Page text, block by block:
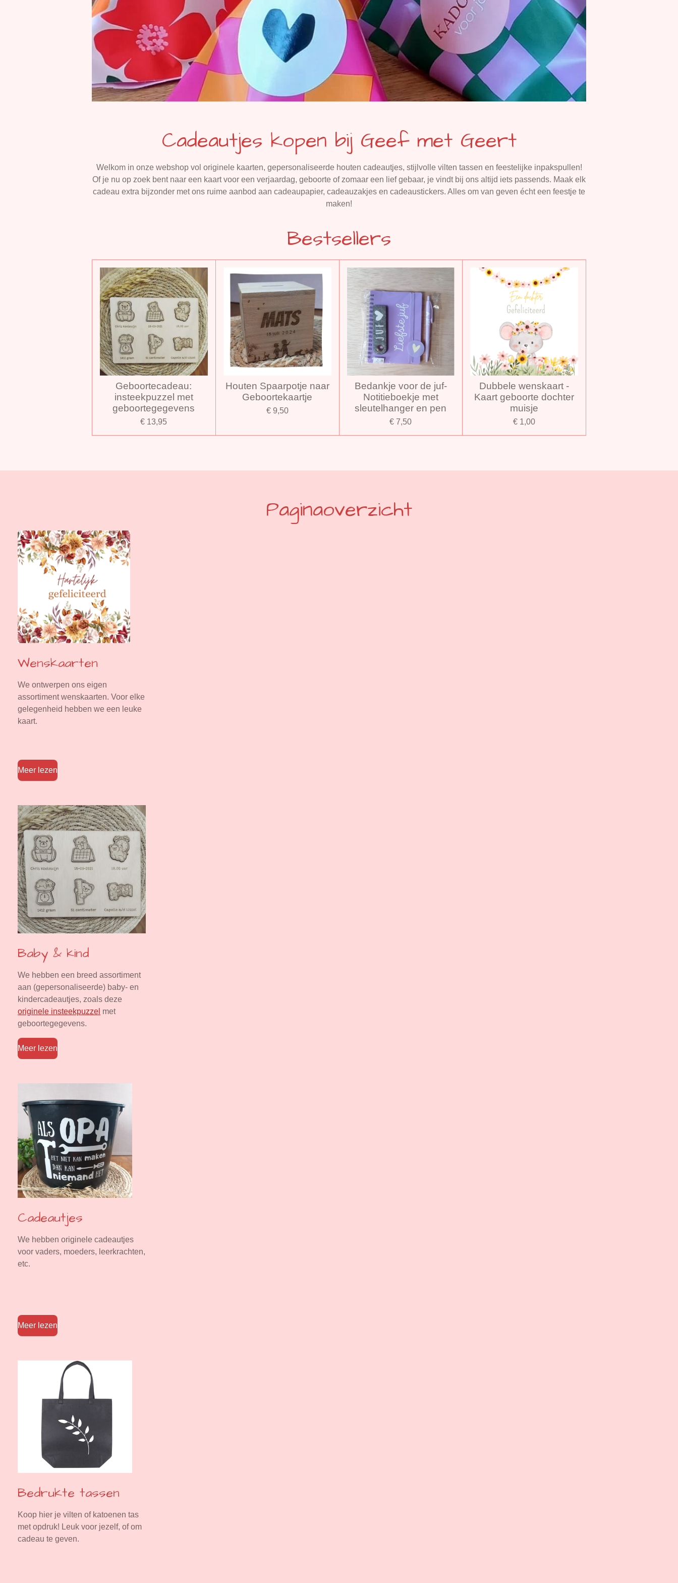
Cadeautjes kopen bij Geef met Geert
Welkom in onze webshop vol originele kaarten, gepersonaliseerde houten cadeautjes, stijlvolle vilten tassen en feestelijke inpakspullen!
Of je nu op zoek bent naar een kaart voor een verjaardag, geboorte of zomaar een lief gebaar, je vindt bij ons altijd iets passends. Maak elk
cadeau extra bijzonder met ons ruime aanbod aan cadeaupapier, cadeauzakjes en cadeaustickers. Alles om van geven écht een feestje te
maken!
Bestsellers
Geboortecadeau:
insteekpuzzel met
geboortegegevens
€ 13,95
Houten Spaarpotje naar
Geboortekaartje
€ 9,50
Bedankje voor de juf-
Notitieboekje met
sleutelhanger en pen
€ 7,50
Dubbele wenskaart -
Kaart geboorte dochter
muisje
€ 1,00
Paginaoverzicht
Wenskaarten
We ontwerpen ons eigen
assortiment wenskaarten. Voor elke
gelegenheid hebben we een leuke
kaart.
Meer lezen
Baby & kind
We hebben een breed assortiment
aan (gepersonaliseerde) baby- en
kindercadeautjes, zoals deze
originele insteekpuzzel met
geboortegegevens.
Meer lezen
Cadeautjes
We hebben originele cadeautjes
voor vaders, moeders, leerkrachten,
etc.
Meer lezen
Bedrukte tassen
Koop hier je vilten of katoenen tas
met opdruk! Leuk voor jezelf, of om
cadeau te geven.